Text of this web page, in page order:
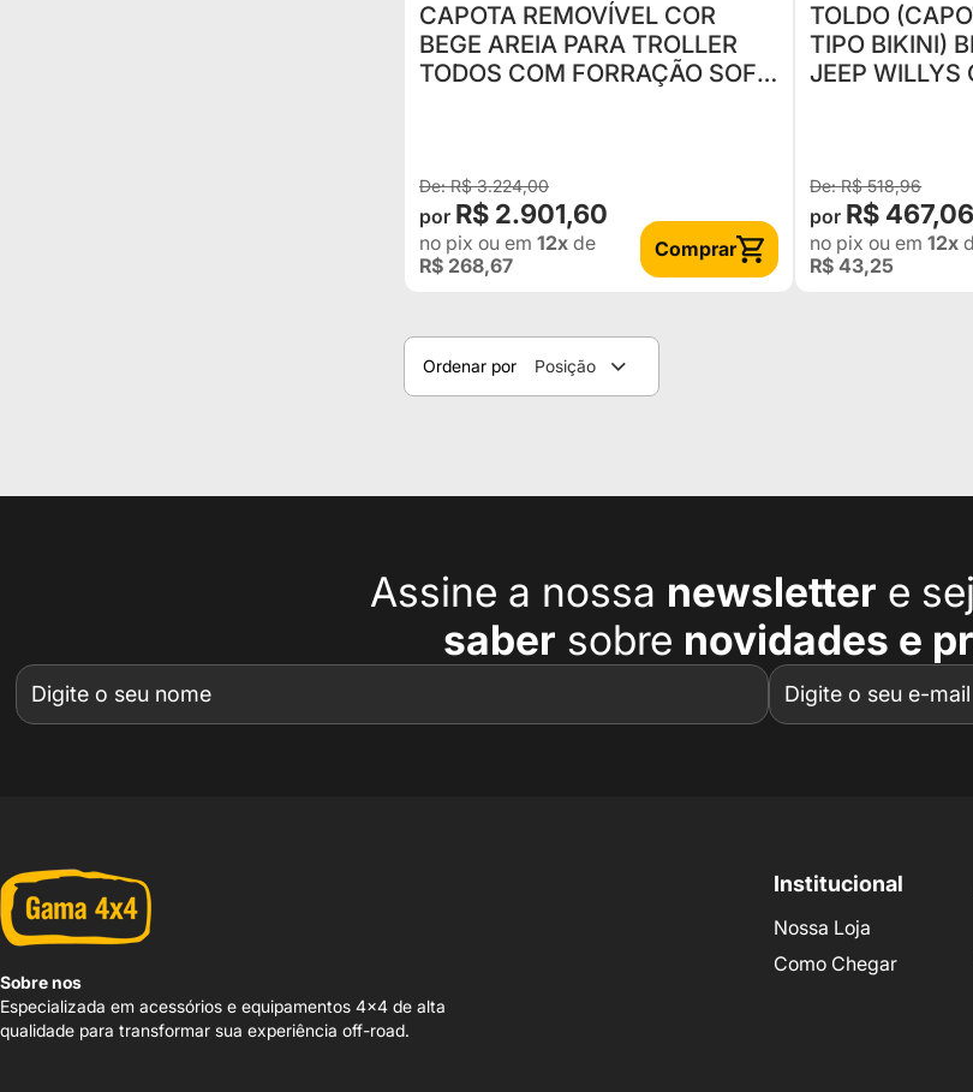
CAPOTA REMOVÍVEL COR
BEGE AREIA PARA TROLLER
TODOS COM FORRAÇÃO SOFT
R$ 3.224,00
R$ 2.901,60
no pix ou em 12x de
R$ 268,67
Comprar
TOLDO
TIPO BIKINI)
JEEP WILLYS
R$ 518,96
R$ 467,06
no pix ou em12x
R$ 43,25
Ordenar por Posição
Assine a nossa newsletter e
saber sobre novidades e
Sobre nos
Especializada em acessórios e equipamentos 4x4 de alta
qualidade para transformar sua experiência off-road.
Institucional
Nossa Loja
Como Chegar